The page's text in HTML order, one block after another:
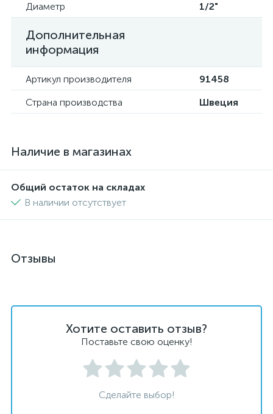
Диаметр
1/2"
Дополнительная
информация
Артикул производителя
91458
Страна производства
Швеция
Наличие в магазинах
Общий остаток на складах
В наличии отсутствует
Отзывы
Хотите оставить отзыв?
Поставьте свою оценку!
Сделайте выбор!